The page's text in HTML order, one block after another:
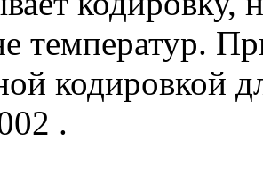
температур.
кодировкой
.